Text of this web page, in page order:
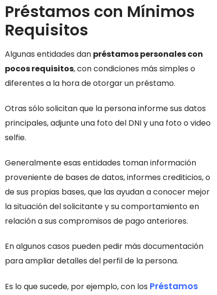
Préstamos con Mínimos
Requisitos
Algunas entidades dan préstamos personales con
pocos requisitos, con condiciones más simples o
diferentes a la hora de otorgar un préstamo.
Otras sólo solicitan que la persona informe sus datos
principales, adjunte una foto del DNI y una foto o video
selfie.
Generalmente esas entidades toman información
proveniente de bases de datos, informes crediticios, o
de sus propias bases, que las ayudan a conocer mejor
la situación del solicitante y su comportamiento en
relación a sus compromisos de pago anteriores.
En algunos casos pueden pedir más documentación
para ampliar detalles del perfil de la persona.
Es lo que sucede, por ejemplo, con los Préstamos